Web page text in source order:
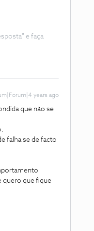
e faça
years ago
que não se
falha se de facto
quero que fique